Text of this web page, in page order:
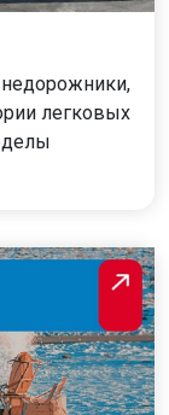
легковых